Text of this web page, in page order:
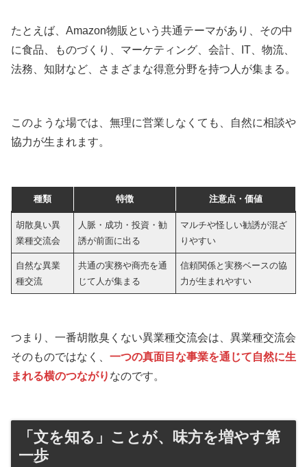
たとえば、Amazon物販という共通テーマがあり、その中
に食品、ものづくり、マーケティング、会計、IT、物流、
法務、知財など、さまざまな得意分野を持つ人が集まる。
このような場では、無理に営業しなくても、自然に相談や
協力が生まれます。
種類 特徴 注意点・価値
胡散臭い異
業種交流会
人脈・成功・投資・勧
誘が前面に出る
マルチや怪しい勧誘が混ざ
りやすい
自然な異業
種交流
共通の実務や商売を通
じて人が集まる
信頼関係と実務ベースの協
力が生まれやすい
つまり、一番胡散臭くない異業種交流会は、異業種交流会
そのものではなく、 一つの真面目な事業を通じて自然に生
まれる横のつながり なのです。
「文を知る」ことが、味方を増やす第
一歩